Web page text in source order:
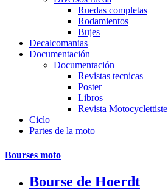
Ruedas completas
Rodamientos
Bujes
Decalcomanias
Documentación
Documentación
Revistas tecnicas
Poster
Libros
Revista Motocyclettiste
Ciclo
Partes de la moto
Bourses moto
Bourse de Hoerdt